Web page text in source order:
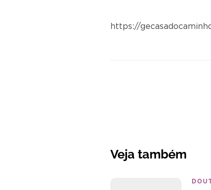
https://
Veja também